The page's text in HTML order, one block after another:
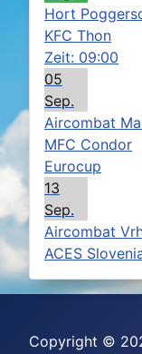
Hort
KFC Thon
Zeit: 09:00
05
Sep.
Aircombat
MFC Condor
Eurocup
13
Sep.
Aircombat
ACES
Copyright ©